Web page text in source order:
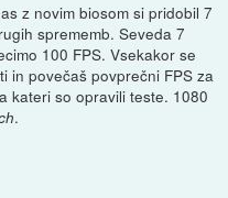
z novim biosom si pridobil 7
sprememb. Seveda 7
100 FPS. Vsekakor se
in povečaš povprečni FPS za
kateri so opravili teste. 1080
.